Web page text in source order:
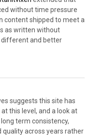
without time pressure
content shipped to meet a
as written without
different and better
suggests this site has
this level, and a look at
term consistency,
across years rather